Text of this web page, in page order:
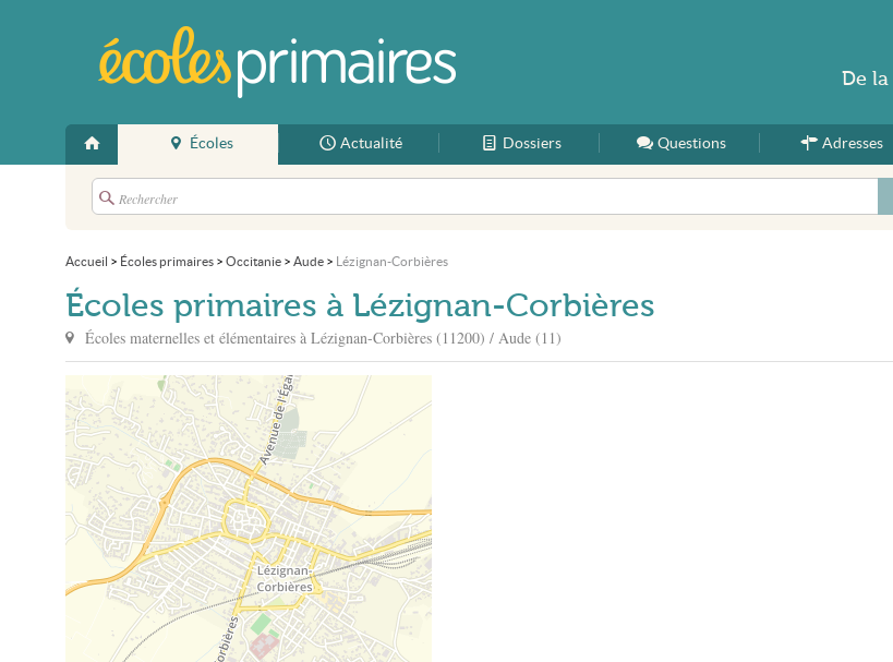
Accueil
Écoles Actualité Dossiers Questions Adresses
Accueil > Écoles primaires > Occitanie > Aude > Lézignan-Corbières
Écoles primaires à Lézignan-Corbières
Écoles maternelles et élémentaires à Lézignan-Corbières (11200) / Aude (11)
De la